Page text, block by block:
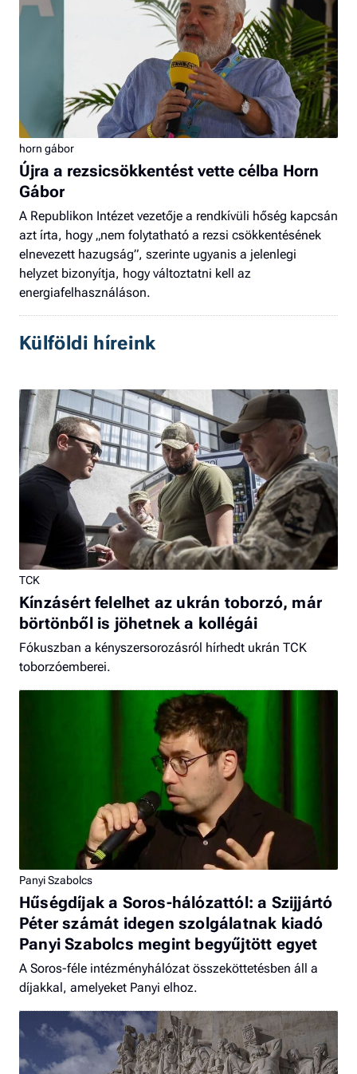
horn gábor
Újra a rezsicsökkentést vette célba Horn
Gábor
A Republikon Intézet vezetője a rendkívüli hőség kapcsán
azt írta, hogy „nem folytatható a rezsi csökkentésének
elnevezett hazugság”, szerinte ugyanis a jelenlegi
helyzet bizonyítja, hogy változtatni kell az
energiafelhasználáson.
Külföldi híreink
TCK
Kínzásért felelhet az ukrán toborzó, már
börtönből is jöhetnek a kollégái
Fókuszban a kényszersorozásról hírhedt ukrán TCK
toborzóemberei.
Panyi Szabolcs
Hűségdíjak a Soros-hálózattól: a Szijjártó
Péter számát idegen szolgálatnak kiadó
Panyi Szabolcs megint begyűjtött egyet
A Soros-féle intézményhálózat összeköttetésben áll a
díjakkal, amelyeket Panyi elhoz.